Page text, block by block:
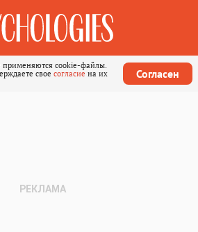
cookie-файлы.
свое согласие на их
Согласен